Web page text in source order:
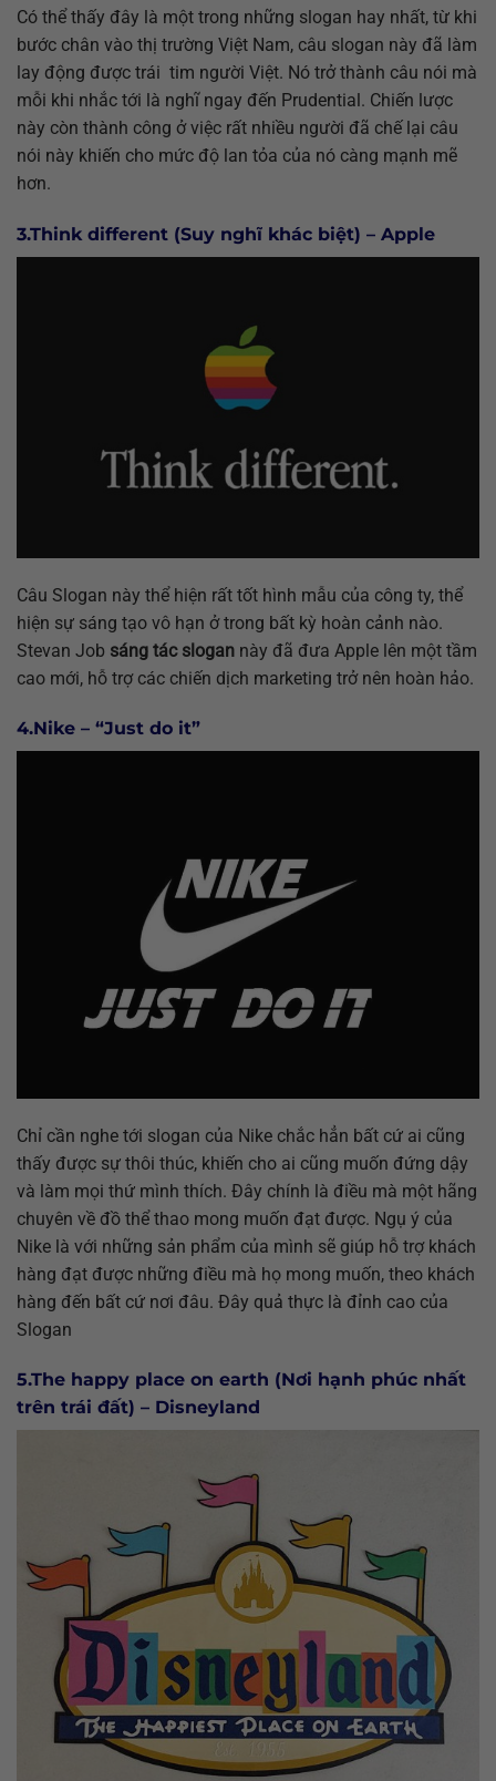
Có thể thấy đây là một trong những slogan hay nhất, từ khi
bước chân vào thị trường Việt Nam, câu slogan này đã làm
lay động được trái tim người Việt. Nó trở thành câu nói mà
mỗi khi nhắc tới là nghĩ ngay đến Prudential. Chiến lược
này còn thành công ở việc rất nhiều người đã chế lại câu
nói này khiến cho mức độ lan tỏa của nó càng mạnh mẽ
hơn.
3.Think different (Suy nghĩ khác biệt) – Apple
Câu Slogan này thể hiện rất tốt hình mẫu của công ty, thể
hiện sự sáng tạo vô hạn ở trong bất kỳ hoàn cảnh nào.
Stevan Job sáng tác slogan này đã đưa Apple lên một tầm
cao mới, hỗ trợ các chiến dịch marketing trở nên hoàn hảo.
4.Nike – “Just do it”
Chỉ cần nghe tới slogan của Nike chắc hẳn bất cứ ai cũng
thấy được sự thôi thúc, khiến cho ai cũng muốn đứng dậy
và làm mọi thứ mình thích. Đây chính là điều mà một hãng
chuyên về đồ thể thao mong muốn đạt được. Ngụ ý của
Nike là với những sản phẩm của mình sẽ giúp hỗ trợ khách
hàng đạt được những điều mà họ mong muốn, theo khách
hàng đến bất cứ nơi đâu. Đây quả thực là đỉnh cao của
Slogan
5.The happy place on earth (Nơi hạnh phúc nhất
trên trái đất) – Disneyland